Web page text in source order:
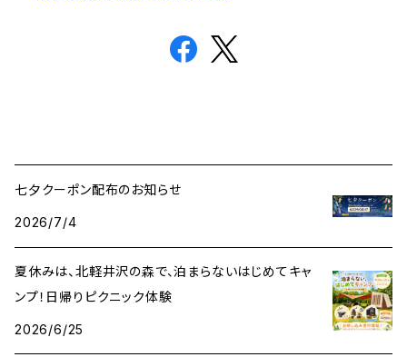
七夕クーポン配布のお知らせ
2026/7/4
夏休みは、北軽井沢の森で、泊まらないはじめてキャ
ンプ！日帰りピクニック体験
2026/6/25